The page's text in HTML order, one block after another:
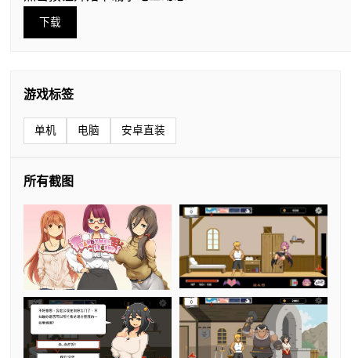
下载
游戏标签
单机 电脑 安卓直装
所有截图